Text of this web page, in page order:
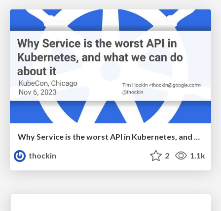
thockin
2 1.1k